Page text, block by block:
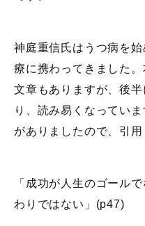
神庭重信氏はうつ病を
療に携わってきました
文章もありますが、後
り、読み易くなってい
がありましたので、引用
「成功が人生のゴール
わりではない」(p47)